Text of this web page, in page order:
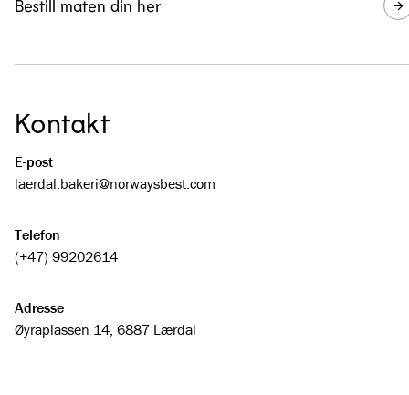
Bestill maten din her
Kontakt
E-post
laerdal.bakeri@­norwaysbest.com
Telefon
(+47) 99202614
Adresse
Øyraplassen 14, 6887 Lærdal